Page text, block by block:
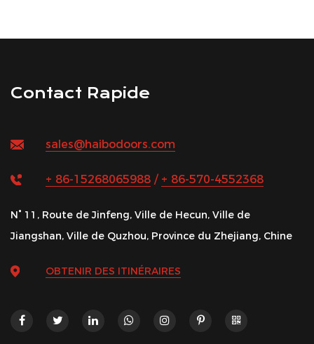
Contact Rapide
sales@haibodoors.com
+ 86-15268065988 / + 86-570-4552368
N° 11, Route de Jinfeng, Ville de Hecun, Ville de
Jiangshan, Ville de Quzhou, Province du Zhejiang, Chine
OBTENIR DES ITINÉRAIRES